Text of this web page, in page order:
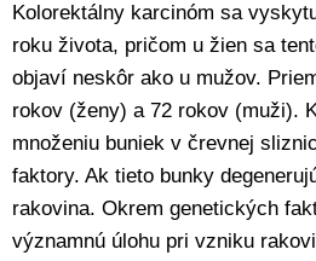
Kolorektálny karcinóm sa
roku života, pričom u žien sa
objaví neskôr ako u mužov.
rokov (ženy) a 72 rokov (muži).
množeniu buniek v črevnej
faktory. Ak tieto bunky
rakovina. Okrem genetických
významnú úlohu pri vzniku